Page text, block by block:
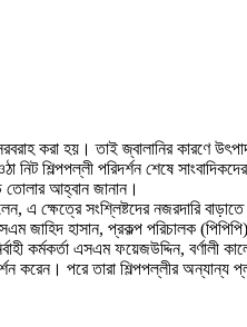
করা হয়। তাই জ্বালানির
নিট শিল্পপল্লী পরিদর্শন শেষে
তোলার আহ্বান জানান।
এ ক্ষেত্রে সংশ্লিষ্টদের নজরদারি
জাহিদ হাসান, প্রকল্প পরিচালক
এসএম ফয়েজউদ্দিন, বর্ণালী
করেন। পরে তারা শিল্পপল্লীর অন্যান্য